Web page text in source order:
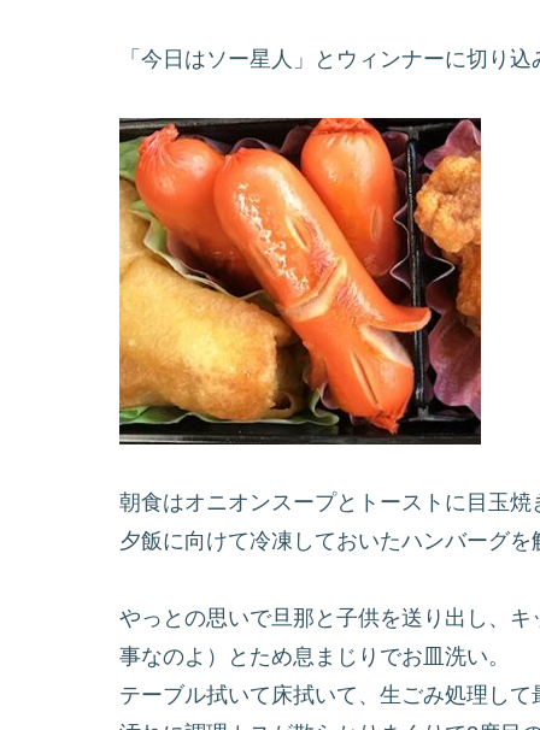
「今日はソー星人」とウィンナーに切り
朝食はオニオンスープとトーストに目玉焼
夕飯に向けて冷凍しておいたハンバーグ
やっとの思いで旦那と子供を送り出し、
事なのよ）とため息まじりでお皿洗い。
テーブル拭いて床拭いて、生ごみ処理し